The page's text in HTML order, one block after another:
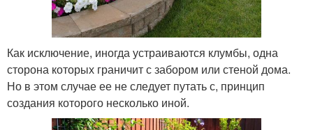
Как исключение, иногда устраиваются клумбы, одна
сторона которых граничит с забором или стеной дома.
Но в этом случае ее не следует путать с, принцип
создания которого несколько иной.